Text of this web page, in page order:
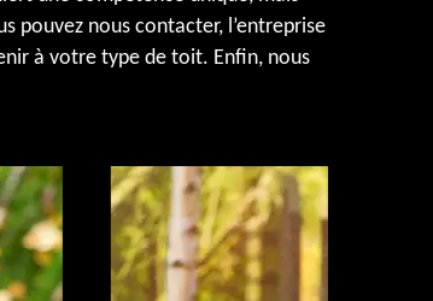
pouvez nous contacter, l’entreprise
à votre type de toit. Enfin, nous